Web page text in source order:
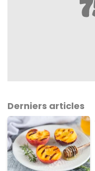
Derniers articles